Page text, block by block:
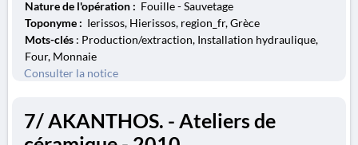
Nature de l'opération : Fouille - Sauvetage
Toponyme : Ierissos, Hierissos, region_fr, Grèce
Mots-clés : Production/extraction, Installation hydraulique,
Four, Monnaie
Consulter la notice
7/ AKANTHOS. - Ateliers de